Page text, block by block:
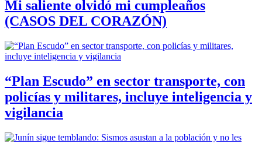
Mi saliente olvidó mi cumpleaños
(CASOS DEL CORAZÓN)
“Plan Escudo” en sector transporte, con
policías y militares, incluye inteligencia y
vigilancia